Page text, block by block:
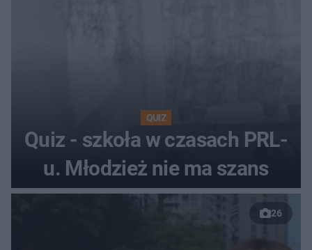
QUIZ
Quiz - szkoła w czasach PRL-
u. Młodzież nie ma szans
26